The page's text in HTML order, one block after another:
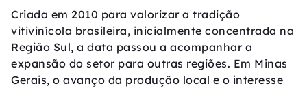
Criada em 2010 para valorizar a tradição
vitivinícola brasileira, inicialmente concentrada na
Região Sul, a data passou a acompanhar a
expansão do setor para outras regiões. Em Minas
Gerais, o avanço da produção local e o interesse